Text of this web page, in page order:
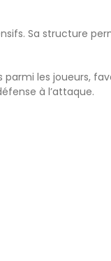
Sa structure
les joueurs,
à l’attaque.